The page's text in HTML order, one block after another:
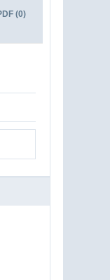
(0)